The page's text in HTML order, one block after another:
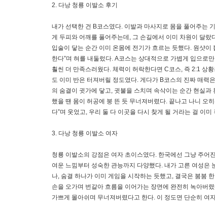
2. 다낭 청룡 이발소 후기
내가 선택한 건 B코스였다. 이발과 마사지로 몸을 풀어주는
게 두피와 어깨를 풀어주는데, 그 손길에서 이미 차원이 달
입술이 닿는 순간 이미 온몸에 전기가 흐르는 듯했다. 원샷
한다”며 혀를 내둘렀다. A코스는 상대적으로 가볍게 입으로
훨씬 더 만족스러웠다. 체력이 허락한다면 C코스, 즉 2:1 상
도 이미 반은 터져버릴 정도였다. 게다가 B코스의 진짜 매력
의 숨결이 귓가에 닿고, 귓불을 스치며 속삭이는 순간 현실
했을 땐 몸이 허공에 붕 뜬 듯 무너져버렸다. 끝나고 나니 오
다”며 웃었고, 우리 둘 다 이곳을 다시 찾게 될 거라는 걸 이미
3. 다낭 청룡 이발소 여자
청룡 이발소의 강점은 여자 초이스였다. 한국에선 그냥 주어
여운 느낌부터 성숙한 관능까지 다양했다. 내가 고른 여성
나, 숨결 하나가 이미 게임을 시작하는 듯했고, 결국은 붐붐
손을 오가며 번갈아 흐름을 이어가는 장면에 완전히 녹아버
가쁘게 몰아쉬며 무너져버렸다고 한다. 이 정도면 단순히 여